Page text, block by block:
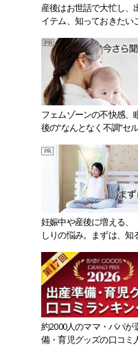
産後はお世話で大忙し、
イテム、知っておきたい
フェムゾーンの不快感
後の“なんとなく不調”セ
妊娠中や産後に増える、
しりの悩み。まずは、知
約2000人のママ・パパ
備・育児グッズの口コミ